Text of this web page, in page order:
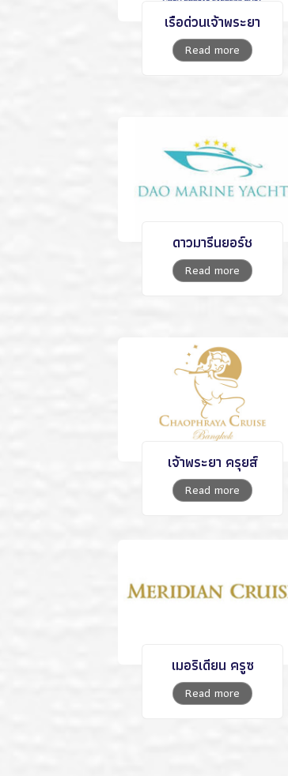
เรือด่วนเจ้าพระยา
Read more
ดาวมารีนยอร์ช
Read more
เจ้าพระยา ครุยส์
Read more
เมอริเดียน ครูซ
Read more